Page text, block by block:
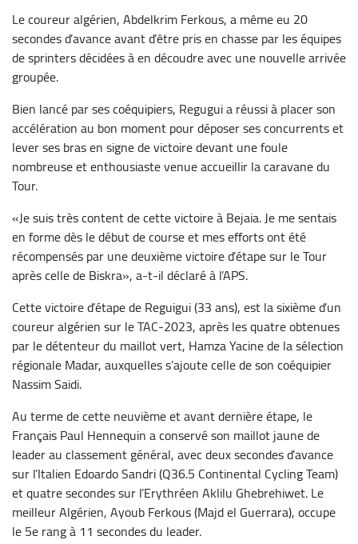
Le coureur algérien, Abdelkrim Ferkous, a même eu 20
secondes d’avance avant d’être pris en chasse par les équipes
de sprinters décidées à en découdre avec une nouvelle arrivée
groupée.
Bien lancé par ses coéquipiers, Regugui a réussi à placer son
accélération au bon moment pour déposer ses concurrents et
lever ses bras en signe de victoire devant une foule
nombreuse et enthousiaste venue accueillir la caravane du
Tour.
«Je suis très content de cette victoire à Bejaia. Je me sentais
en forme dès le début de course et mes efforts ont été
récompensés par une deuxième victoire d’étape sur le Tour
après celle de Biskra», a-t-il déclaré à l’APS.
Cette victoire d’étape de Reguigui (33 ans), est la sixième d’un
coureur algérien sur le TAC-2023, après les quatre obtenues
par le détenteur du maillot vert, Hamza Yacine de la sélection
régionale Madar, auxquelles s’ajoute celle de son coéquipier
Nassim Saidi.
Au terme de cette neuvième et avant dernière étape, le
Français Paul Hennequin a conservé son maillot jaune de
leader au classement général, avec deux secondes d’avance
sur l’Italien Edoardo Sandri (Q36.5 Continental Cycling Team)
et quatre secondes sur l’Erythréen Aklilu Ghebrehiwet. Le
meilleur Algérien, Ayoub Ferkous (Majd el Guerrara), occupe
le 5e rang à 11 secondes du leader.